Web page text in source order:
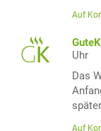
Auf
Uhr
Das
Auf